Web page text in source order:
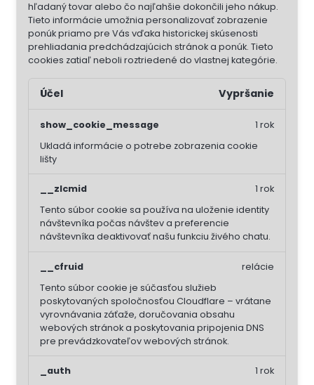
hľadaný tovar alebo čo najľahšie dokončili jeho nákup.
Tieto informácie umožnia personalizovať zobrazenie
ponúk priamo pre Vás vďaka historickej skúsenosti
prehliadania predchádzajúcich stránok a ponúk. Tieto
cookies zatiaľ neboli roztriedené do vlastnej kategórie.
Účel Vypršanie
show_cookie_message
Ukladá informácie o potrebe zobrazenia cookie
lišty
1 rok
__zlcmid
Tento súbor cookie sa používa na uloženie identity
návštevníka počas návštev a preferencie
návštevníka deaktivovať našu funkciu živého chatu.
1 rok
__cfruid
Tento súbor cookie je súčasťou služieb
poskytovaných spoločnosťou Cloudflare – vrátane
vyrovnávania záťaže, doručovania obsahu
webových stránok a poskytovania pripojenia DNS
pre prevádzkovateľov webových stránok.
relácie
_auth
1 rok